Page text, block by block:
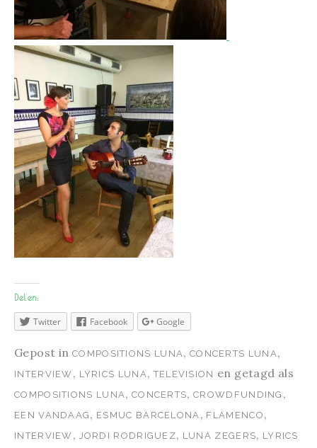
Delen:
Twitter Facebook Google
Gepost in COMPOSITIONS LUNA , CONCERTS LUNA ,
INTERVIEW , LYRICS LUNA ,TELEVISION en getagd als
COMPOSITIONS LUNA , CONCERTS,CROWDFUNDING ,
EEN VANDAAG , ESMUC BARCELONA , FLAMENCO ,
INTERVIEW , JORDI RODRIGUEZ, LUNA ZEGERS, LYRICS